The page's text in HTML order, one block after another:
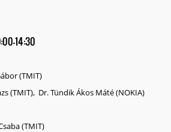
14:30
(TMIT)
(TMIT), Dr. Tündik Ákos Máté (NOKIA)
(TMIT)